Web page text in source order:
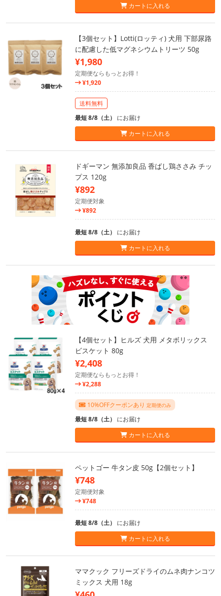
カートに入れる
【3個セット】Lotti(ロッティ) 犬用 下部尿路
に配慮した低マグネシウムトリーツ 50g
¥1,980
定期便ならもっとお得！
¥1,920
送料無料
最短 8/8（土） にお届け
カートに入れる
ドギーマン 無添加良品 香ばし鶏ささみ チッ
プス 120g
¥892
定期便対象
¥892
最短 8/8（土） にお届け
カートに入れる
【4個セット】ヒルズ 犬用 メタボリックス
ビスケット 80g
¥2,408
定期便ならもっとお得！
¥2,288
10%OFFクーポンあり 定期便のみ
最短 8/8（土） にお届け
カートに入れる
ペットゴー 牛タン皮 50g【2個セット】
¥748
定期便対象
¥748
最短 8/8（土） にお届け
カートに入れる
ママクック フリーズドライのムネ肉ナンコツ
ミックス 犬用 18g